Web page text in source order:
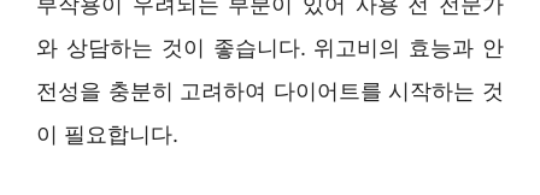
와 상담하는 것이 좋습니다. 위고비의 효능과 안
전성을 충분히 고려하여 다이어트를 시작하는 것
이 필요합니다.